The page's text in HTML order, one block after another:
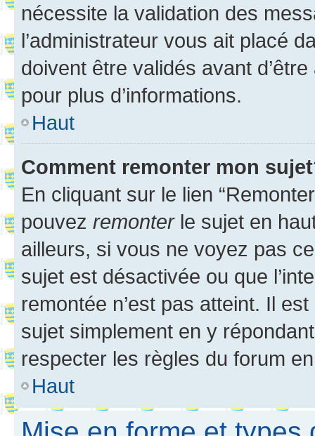
nécessite la validation des
l’administrateur vous ait placé
doivent être validés avant
pour plus d’informations.
Haut
Comment remonter mon
En cliquant sur le lien
pouvez remonterle sujet en
ailleurs, si vous ne voyez pas
sujet est désactivée ou que
remontée n’est pas atteint. Il
sujet simplement en y
respecter les règles du forum
Haut